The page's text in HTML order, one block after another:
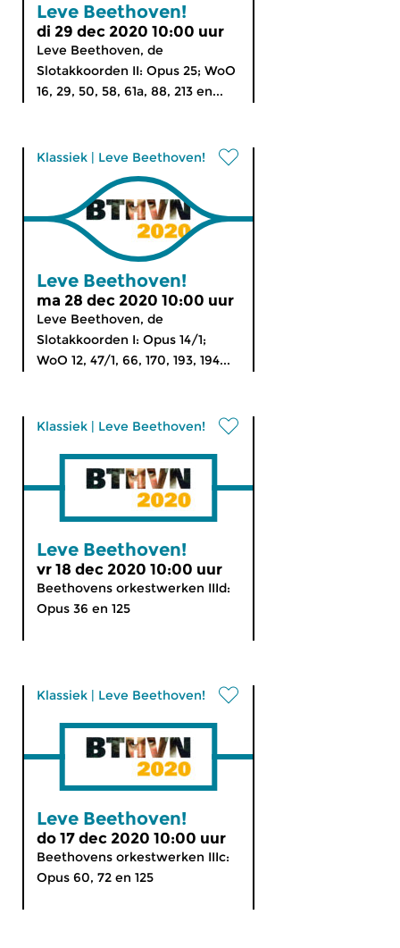
Leve Beethoven!
di 29 dec 2020 10:00 uur
Leve Beethoven, de
Slotakkoorden II: Opus 25; WoO
16, 29, 50, 58, 61a, 88, 213 en...
Klassiek | Leve Beethoven!
Leve Beethoven!
ma 28 dec 2020 10:00 uur
Leve Beethoven, de
Slotakkoorden I: Opus 14/1;
WoO 12, 47/1, 66, 170, 193, 194...
Klassiek | Leve Beethoven!
Leve Beethoven!
vr 18 dec 2020 10:00 uur
Beethovens orkestwerken IIId:
Opus 36 en 125
Klassiek | Leve Beethoven!
Leve Beethoven!
do 17 dec 2020 10:00 uur
Beethovens orkestwerken IIIc:
Opus 60, 72 en 125